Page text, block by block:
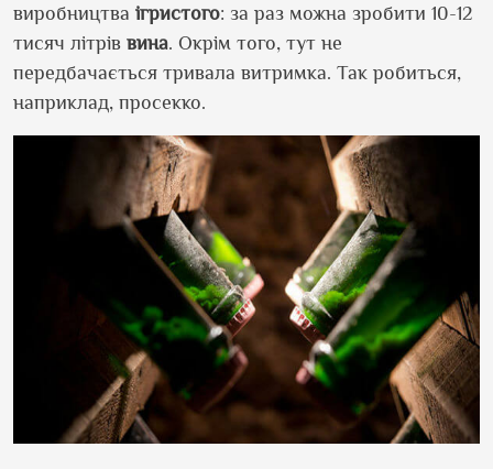
виробництва ігристого: за раз можна зробити 10-12
тисяч літрів вина. Окрім того, тут не
передбачається тривала витримка. Так робиться,
наприклад, просекко.